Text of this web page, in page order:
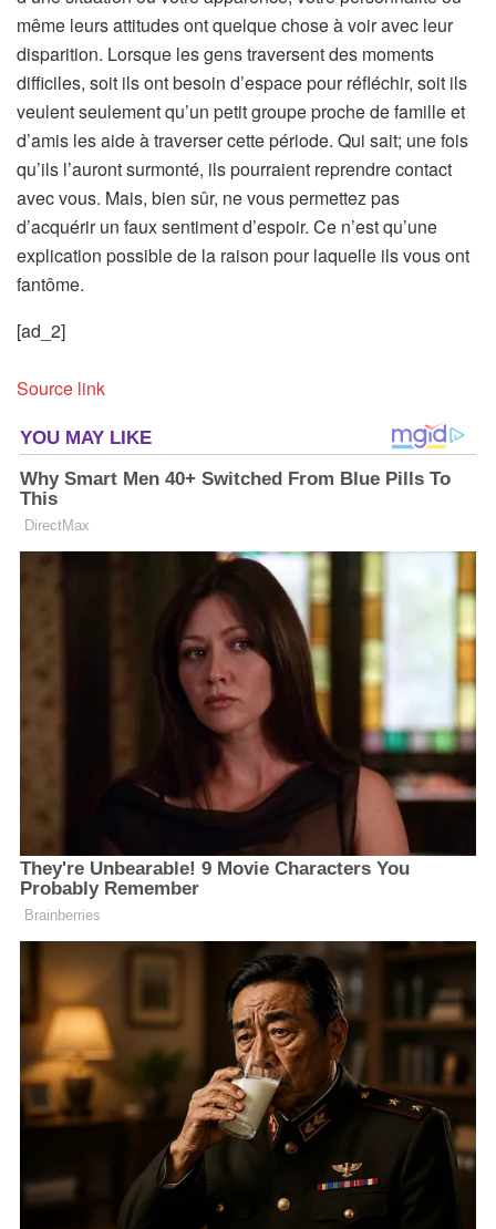
même leurs attitudes ont quelque chose à voir avec leur
disparition. Lorsque les gens traversent des moments
difficiles, soit ils ont besoin d’espace pour réfléchir, soit ils
veulent seulement qu’un petit groupe proche de famille et
d’amis les aide à traverser cette période. Qui sait; une fois
qu’ils l’auront surmonté, ils pourraient reprendre contact
avec vous. Mais, bien sûr, ne vous permettez pas
d’acquérir un faux sentiment d’espoir. Ce n’est qu’une
explication possible de la raison pour laquelle ils vous ont
fantôme.
[ad_2]
Source link